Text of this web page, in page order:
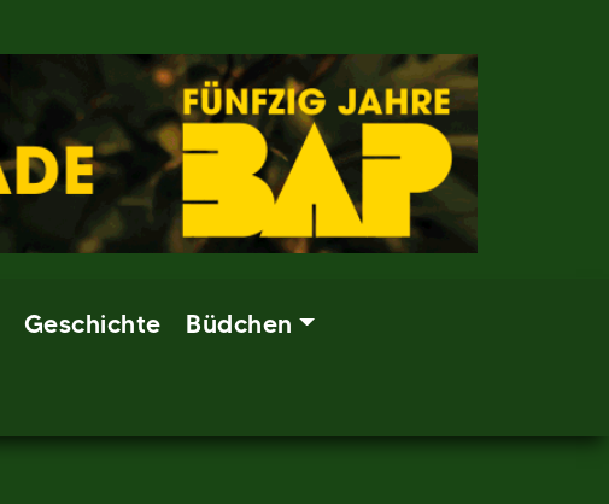
Geschichte Büdchen